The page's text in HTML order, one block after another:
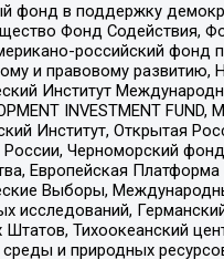
фонд в поддержку
Фонд Содействия,
российский фонд
и правовому развитию,
Институт
INVESTMENT
Институт, Открытая
Черноморский
Европейская Платформа
Выборы,
исследований,
Тихоокеанский
и природных